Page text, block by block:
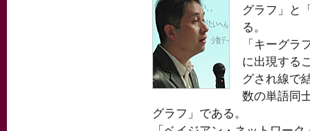
グラフ」と
る。
「キーグラ
に出現する
グされ線で
数の単語同
グラフ」である。